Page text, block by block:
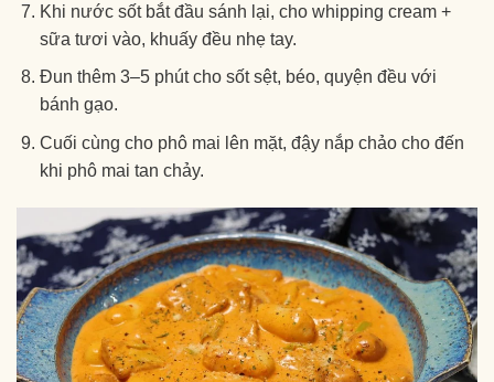
Khi nước sốt bắt đầu sánh lại, cho whipping cream +
sữa tươi vào, khuấy đều nhẹ tay.
Đun thêm 3–5 phút cho sốt sệt, béo, quyện đều với
bánh gạo.
Cuối cùng cho phô mai lên mặt, đậy nắp chảo cho đến
khi phô mai tan chảy.